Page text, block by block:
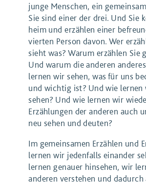
junge Menschen, ein
Sie sind einer der drei. Und Sie
heim und erzählen einer
vierten Person davon. Wer
sieht was? Warum erzählen Sie
Und warum die anderen
lernen wir sehen, was für uns
und wichtig ist? Und wie lernen
sehen? Und wie lernen wir
Erzählungen der anderen auch
neu sehen und deuten?
Im gemeinsamen Erzählen und
lernen wir jedenfalls einander
lernen genauer hinsehen, wir
anderen verstehen und dadurch